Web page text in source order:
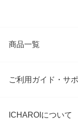
商品一覧
ご利用ガイド・サ
ICHAROIについて